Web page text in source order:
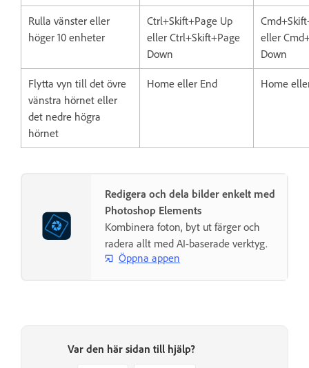
Rulla vänster eller
höger 10 enheter
Ctrl+Skift+Page Up
eller Ctrl+Skift+Page
Down
eller
Down
Flytta vyn till det övre
vänstra hörnet eller
det nedre högra
hörnet
Home eller End Home
Redigera och dela bilder enkelt med
Photoshop Elements
Kombinera foton, byt ut färger och
radera allt med AI-baserade verktyg.
Öppna appen
Var den här sidan till hjälp?